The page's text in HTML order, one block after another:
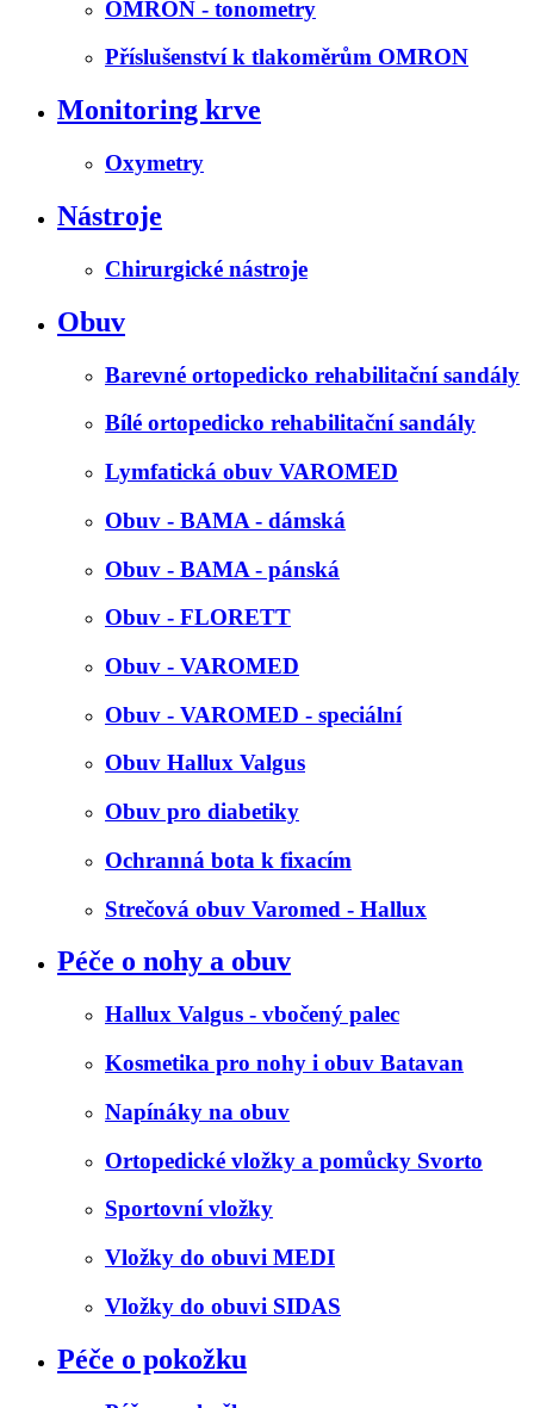
OMRON - tonometry
Příslušenství k tlakoměrům OMRON
Monitoring krve
Oxymetry
Nástroje
Chirurgické nástroje
Obuv
Barevné ortopedicko rehabilitační sandály
Bílé ortopedicko rehabilitační sandály
Lymfatická obuv VAROMED
Obuv - BAMA - dámská
Obuv - BAMA - pánská
Obuv - FLORETT
Obuv - VAROMED
Obuv - VAROMED - speciální
Obuv Hallux Valgus
Obuv pro diabetiky
Ochranná bota k fixacím
Strečová obuv Varomed - Hallux
Péče o nohy a obuv
Hallux Valgus - vbočený palec
Kosmetika pro nohy i obuv Batavan
Napínáky na obuv
Ortopedické vložky a pomůcky Svorto
Sportovní vložky
Vložky do obuvi MEDI
Vložky do obuvi SIDAS
Péče o pokožku